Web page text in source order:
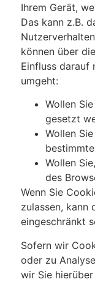
Ihrem Gerät,
Das kann z.B.
können über
Einfluss darauf
umgeht:
Wollen
gesetzt
Wollen
Wollen
des
Wenn Sie
zulassen, kann
eingeschränkt
Sofern wir
oder zu
wir Sie